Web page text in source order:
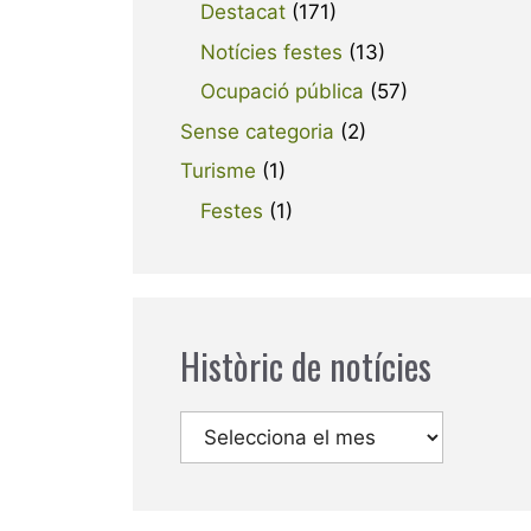
Destacat (171)
Notícies festes (13)
Ocupació pública (57)
Sense categoria (2)
Turisme (1)
Festes (1)
Històric de notícies
Arxius